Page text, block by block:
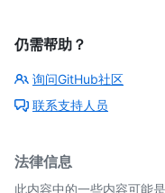
仍需帮助？
询问GitHub社区
联系支持人员
法律信息
此内容中的一些内容可能